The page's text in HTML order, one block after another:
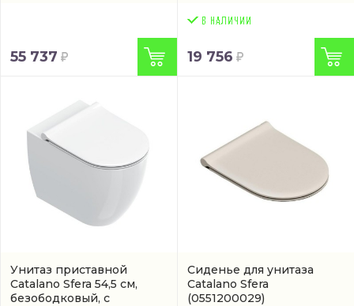
55 737
(0720601001 / 160BSF00)
19 756
Унитаз приставной
Catalano Sfera 54,5 см,
безободковый, с
Сиденье для унитаза
Catalano Sfera
(0551200029)